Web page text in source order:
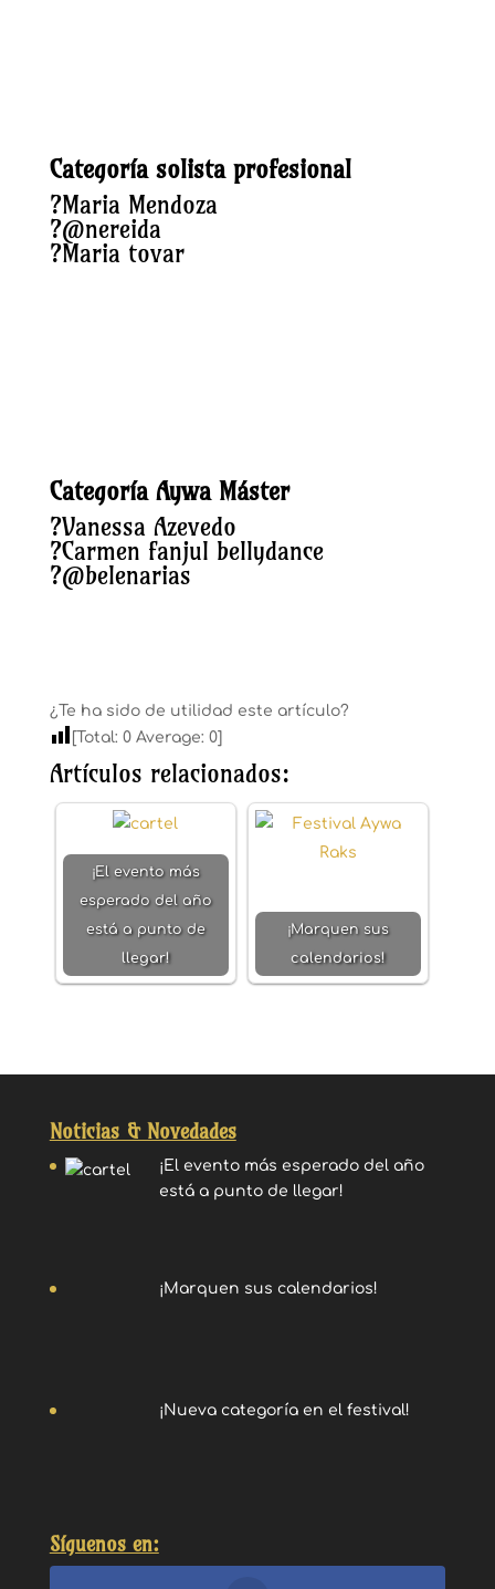
Categoría solista profesional
?Maria Mendoza
?@nereida
?Maria tovar
Categoría Aywa Máster
?Vanessa Azevedo
?Carmen fanjul bellydance
?@belenarias
¿Te ha sido de utilidad este artículo?
[Total: 0Average: 0]
Artículos relacionados:
¡El evento más
esperado del año
está a punto de
llegar!
¡Marquen sus
calendarios!
Noticias & Novedades
¡El evento más esperado del año
está a punto de llegar!
¡Marquen sus calendarios!
¡Nueva categoría en el festival!
Síguenos en: